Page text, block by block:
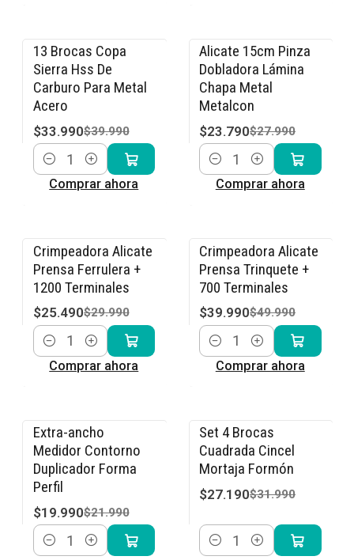
-15% OFF
13 Brocas Copa
Sierra Hss De
Carburo Para Metal
Acero
$33.990$39.990
Cantidad
Comprar ahora
-15% OFF
Alicate 15cm Pinza
Dobladora Lámina
Chapa Metal
Metalcon
$23.790$27.990
Cantidad
Comprar ahora
-15% OFF
Crimpeadora Alicate
Prensa Ferrulera +
1200 Terminales
$25.490$29.990
Cantidad
Comprar ahora
-20% OFF
Crimpeadora Alicate
Prensa Trinquete +
700 Terminales
$39.990$49.990
Cantidad
Comprar ahora
-9% OFF
Extra-ancho
Medidor Contorno
Duplicador Forma
Perfil
$19.990$21.990
Cantidad
-15% OFF
Set 4 Brocas
Cuadrada Cincel
Mortaja Formón
$27.190$31.990
Cantidad